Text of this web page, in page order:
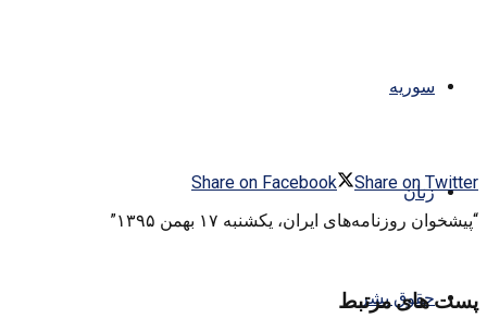
سوریه
زنان
حقوق بشر
Share on Facebook
Share on Twitter
“پیشخوان روزنامه‌های ایران، یکشنبه ۱۷ بهمن ۱۳۹۵”
پست های مرتبط